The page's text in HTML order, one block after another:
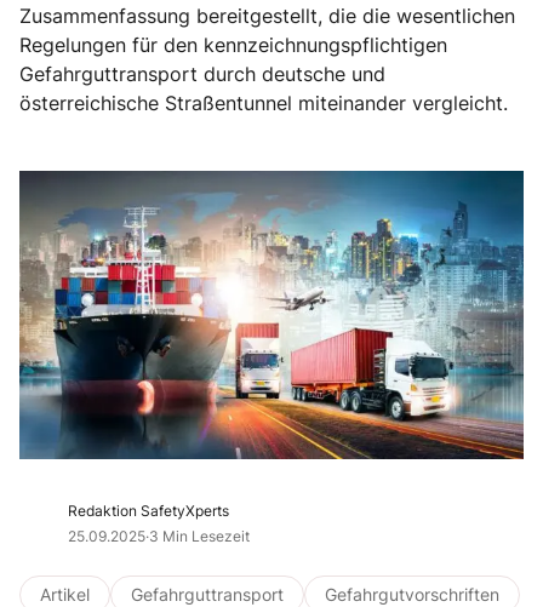
Zusammenfassung bereitgestellt, die die wesentlichen
Regelungen für den kennzeichnungspflichtigen
Gefahrguttransport durch deutsche und
österreichische Straßentunnel miteinander vergleicht.
Redaktion SafetyXperts
25.09.2025·3 Min Lesezeit
Artikel Gefahrguttransport
Gefahrgutvorschriften